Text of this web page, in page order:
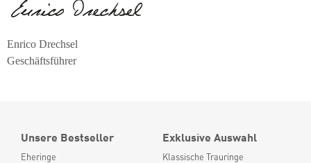
Enrico Drechsel
Geschäftsführer
Unsere Bestseller
Eheringe
Exklusive Auswahl
Klassische Trauringe